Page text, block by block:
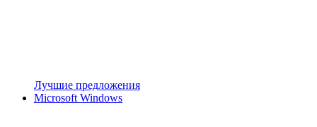
Лучшие предложения
Microsoft Windows